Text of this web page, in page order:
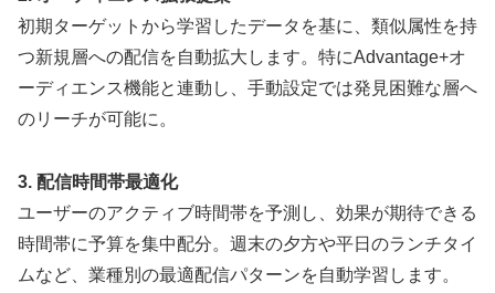
初期ターゲットから学習したデータを基に、類似属性を持
つ新規層への配信を自動拡大します。特にAdvantage+オ
ーディエンス機能と連動し、手動設定では発見困難な層へ
のリーチが可能に。
3. 配信時間帯最適化
ユーザーのアクティブ時間帯を予測し、効果が期待できる
時間帯に予算を集中配分。週末の夕方や平日のランチタイ
ムなど、業種別の最適配信パターンを自動学習します。